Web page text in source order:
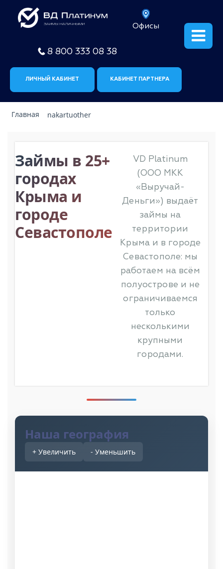
Офисы
8 800 333 08 38
ЛИЧНЫЙ КАБИНЕТ КАБИНЕТ ПАРТНЕРА
Главная nakartuother
Займы в 25+
городах
Крыма и
городе
Севастополе
VD Platinum
(ООО МКК
«Выручай-
Деньги») выдаёт
займы на
территории
Крыма и в городе
Севастополе: мы
работаем на всём
полуострове и не
ограничиваемся
только
несколькими
крупными
городами.
Наша география
+ Увеличить - Уменьшить